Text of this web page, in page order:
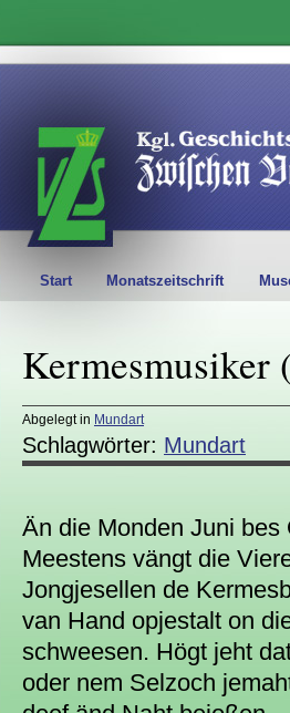
Start Monatszeitschrift
Kermesmusiker
Abgelegt in Mundart
Schlagwörter: Mundart
Än die Monden Juni
Meestens vängt die
Jongjesellen de
van Hand opjestalt on
schweesen. Högt jeht
oder nem Selzoch